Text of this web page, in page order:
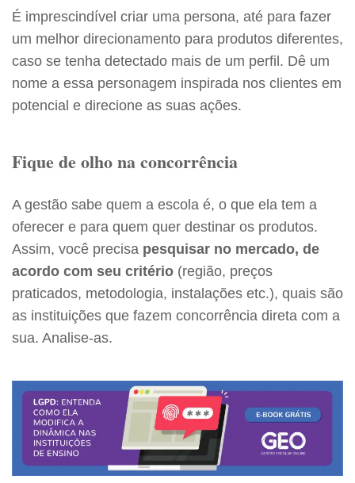
É imprescindível criar uma persona, até para fazer
um melhor direcionamento para produtos diferentes,
caso se tenha detectado mais de um perfil. Dê um
nome a essa personagem inspirada nos clientes em
potencial e direcione as suas ações.
Fique de olho na concorrência
A gestão sabe quem a escola é, o que ela tem a
oferecer e para quem quer destinar os produtos.
Assim, você precisa pesquisar no mercado, de
acordo com seu critério (região, preços
praticados, metodologia, instalações etc.), quais são
as instituições que fazem concorrência direta com a
sua. Analise-as.